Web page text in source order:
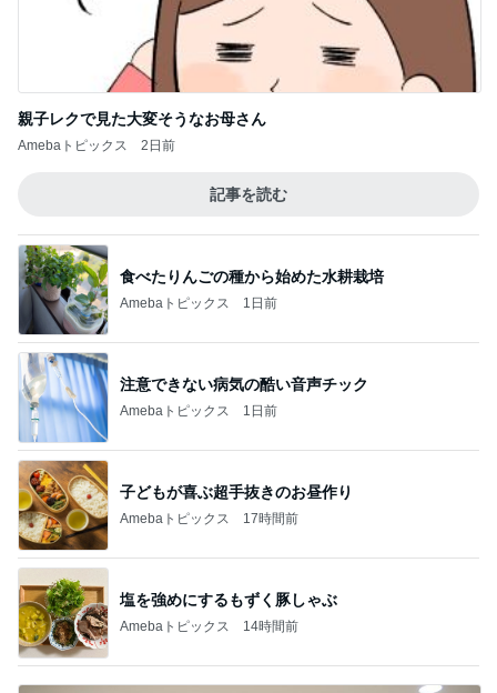
親子レクで見た大変そうなお母さん
Amebaトピックス 2日前
記事を読む
食べたりんごの種から始めた水耕栽培
Amebaトピックス 1日前
注意できない病気の酷い音声チック
Amebaトピックス 1日前
子どもが喜ぶ超手抜きのお昼作り
Amebaトピックス 17時間前
塩を強めにするもずく豚しゃぶ
Amebaトピックス 14時間前